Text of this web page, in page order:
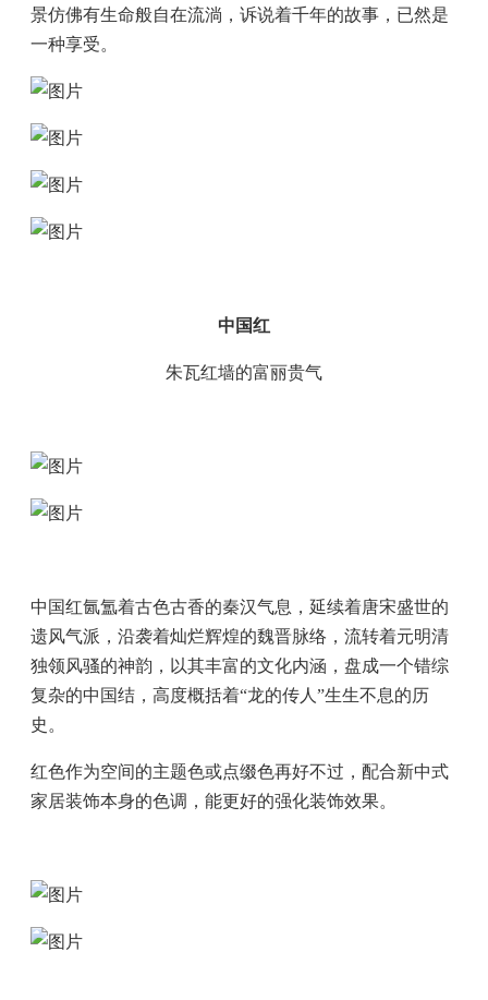
景仿佛有生命般自在流淌，诉说着千年的故事，已然是
一种享受。
中国红
朱瓦红墙的富丽贵气
中国红氤氲着古色古香的秦汉气息，延续着唐宋盛世的
遗风气派，沿袭着灿烂辉煌的魏晋脉络，流转着元明清
独领风骚的神韵，以其丰富的文化内涵，盘成一个错综
复杂的中国结，高度概括着“龙的传人”生生不息的历
史。
红色作为空间的主题色或点缀色再好不过，配合新中式
家居装饰本身的色调，能更好的强化装饰效果。